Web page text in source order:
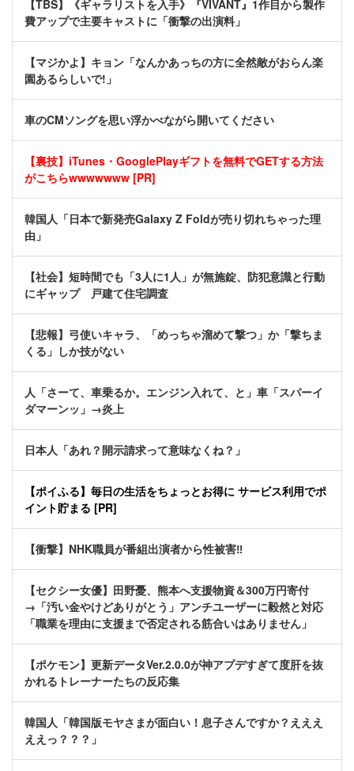
【TBS】《ギャラリストを入手》『VIVANT』1作目から製作
費アップで主要キャストに「衝撃の出演料」
【マジかよ】キョン「なんかあっちの方に全然敵がおらん楽
園あるらしいで!」
車のCMソングを思い浮かべながら開いてください
【裏技】iTunes・GooglePlayギフトを無料でGETする方法
がこちらwwwwwww [PR]
韓国人「日本で新発売Galaxy Z Foldが売り切れちゃった理
由」
【社会】短時間でも「3人に1人」が無施錠、防犯意識と行動
にギャップ 戸建て住宅調査
【悲報】弓使いキャラ、「めっちゃ溜めて撃つ」か「撃ちま
くる」しか技がない
人「さーて、車乗るか。エンジン入れて、と」車「スパーイ
ダマーンッ」→炎上
日本人「あれ？開示請求って意味なくね？」
【ポイふる】毎日の生活をちょっとお得に サービス利用でポ
イント貯まる [PR]
【衝撃】NHK職員が番組出演者から性被害‼
【セクシー女優】田野憂、熊本へ支援物資＆300万円寄付
→「汚い金やけどありがとう」アンチユーザーに毅然と対応
「職業を理由に支援まで否定される筋合いはありません」
【ポケモン】更新データVer.2.0.0が神アプデすぎて度肝を抜
かれるトレーナーたちの反応集
韓国人「韓国版モヤさまが面白い！息子さんですか？えええ
ええっ？？？」